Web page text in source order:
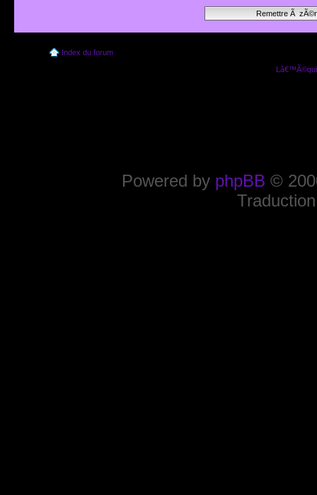
Index du forum
Powered by phpBB ©